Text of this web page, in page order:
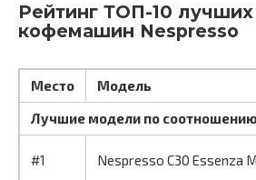
Рейтинг ТОП-10
кофемашин Nespresso
Место Модель
Лучшие модели по соотношению
#1 Nespresso C30 Essenza